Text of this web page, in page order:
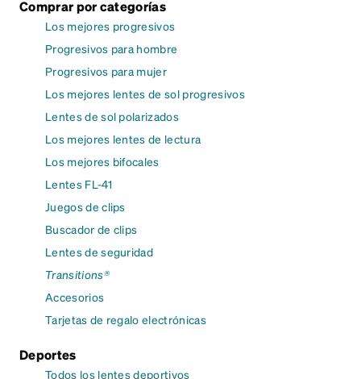
Comprar por categorías
Los mejores progresivos
Progresivos para hombre
Progresivos para mujer
Los mejores lentes de sol progresivos
Lentes de sol polarizados
Los mejores lentes de lectura
Los mejores bifocales
Lentes FL-41
Juegos de clips
Buscador de clips
Lentes de seguridad
Transitions®
Accesorios
Tarjetas de regalo electrónicas
Deportes
Todos los lentes deportivos